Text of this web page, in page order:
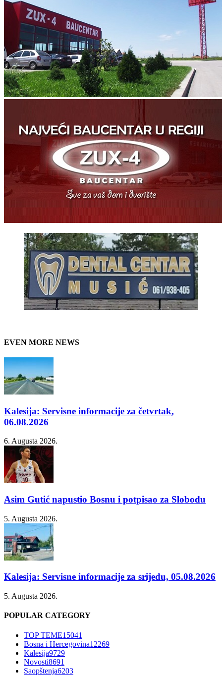
EVEN MORE NEWS
Kalesija: Servisne informacije za četvrtak,
06.08.2026
6. Augusta 2026.
Asim Gutić napustio Bosnu i potpisao za Slobodu
5. Augusta 2026.
Kalesija: Servisne informacije za srijedu, 05.08.2026
5. Augusta 2026.
POPULAR CATEGORY
TOP TEME15041
Bosna i Hercegovina12269
Kalesija9729
Novosti8691
Saopštenja6203